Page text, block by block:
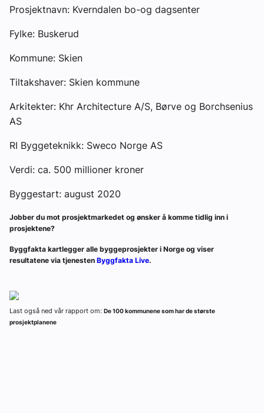
Prosjektnavn: Kverndalen bo-og dagsenter
Fylke: Buskerud
Kommune: Skien
Tiltakshaver: Skien kommune
Arkitekter: Khr Architecture A/S, Børve og Borchsenius
AS
RI Byggeteknikk: Sweco Norge AS
Verdi: ca. 500 millioner kroner
Byggestart: august 2020
Jobber du mot prosjektmarkedet og ønsker å komme tidlig inn i
prosjektene?
Byggfakta kartlegger alle byggeprosjekter i Norge og viser
resultatene via tjenesten Byggfakta Live.
Last også ned vår rapport om: De 100 kommunene som har de største
prosjektplanene